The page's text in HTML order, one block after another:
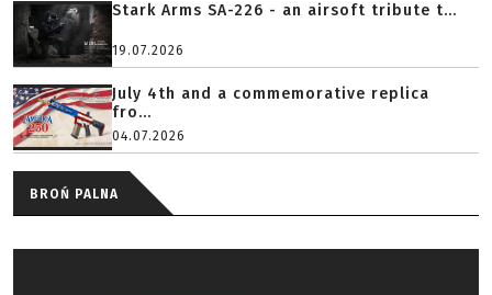
Stark Arms SA-226 - an airsoft tribute t...
19.07.2026
July 4th and a commemorative replica
fro...
04.07.2026
BROŃ PALNA